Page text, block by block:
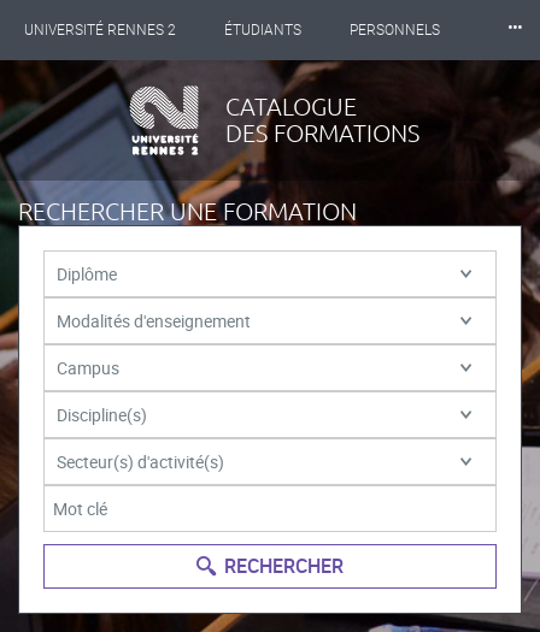
UNIVERSITÉ RENNES 2 ÉTUDIANTS PERSONNELS
INTERNATIONAL PROFESSIONNELS
LES NOUVELLES DE RENNES 2
⸱⸱⸱
CATALOGUE
DES FORMATIONS
RECHERCHER UNE FORMATION
Diplôme
Modalités d'enseignement
Campus
Discipline(s)
Secteur(s) d'activité(s)
RECHERCHER